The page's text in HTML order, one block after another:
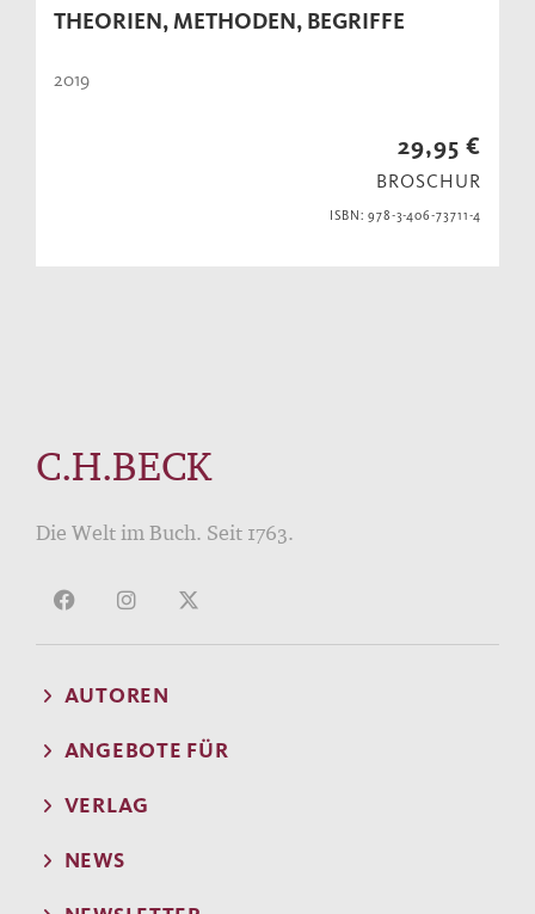
THEORIEN, METHODEN, BEGRIFFE
2019
29,95 €
BROSCHUR
ISBN: 978-3-406-73711-4
C.H.BECK
Die Welt im Buch. Seit 1763.
AUTOREN
ANGEBOTE FÜR
VERLAG
NEWS